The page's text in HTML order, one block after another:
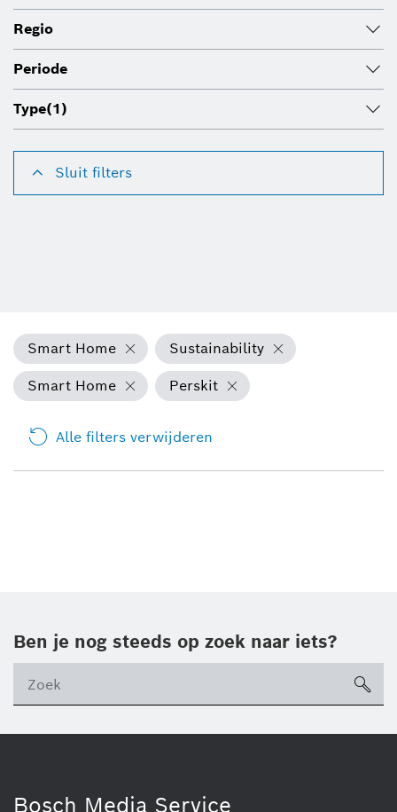
Regio
Periode
Type(1)
Sluit filters
Smart Home
Sustainability
Smart Home
Perskit
Alle filters verwijderen
Ben je nog steeds op zoek naar iets?
Bosch Media Service